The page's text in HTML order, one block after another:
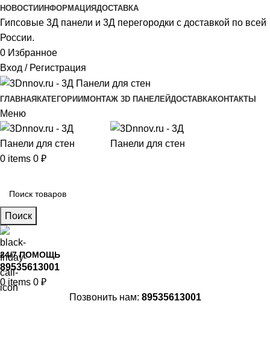
НОВОСТИ ИНФОРМАЦИЯДОСТАВКА
Гипсовые 3Д панели и 3Д перегородки с доставкой по всей
России.
0 Избранное
Вход / Регистрация
ГЛАВНАЯ КАТЕГОРИИ МОНТАЖ 3D ПАНЕЛЕЙДОСТАВКАКОНТАКТЫ
Меню
0 items 0 ₽
Поиск
24/7 ПОМОЩЬ
89535613001
0 items 0 ₽
Позвонить нам: 89535613001